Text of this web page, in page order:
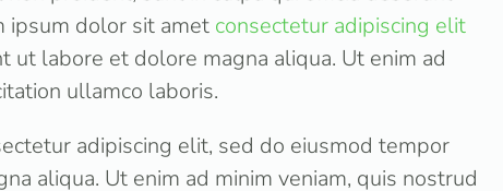
ipsum dolor sit amet consectetur adipiscing elit
ut labore et dolore magna aliqua. Ut enim ad
ullamco laboris.
adipiscing elit, sed do eiusmod tempor
aliqua. Ut enim ad minim veniam, quis nostrud